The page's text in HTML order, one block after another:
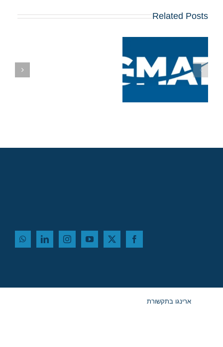
Related Posts
ארינגו בתקשורת